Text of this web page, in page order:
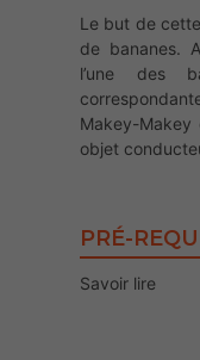
Le but de
de bananes.
l’une des
Makey-Makey
objet
PRÉ-
Savoir lire